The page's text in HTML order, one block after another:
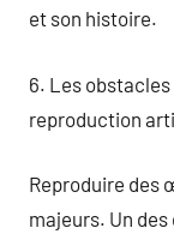
et son histoire.
6. Les
reproduction
Reproduire des
majeurs. Un